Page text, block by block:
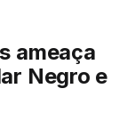
ameaça
Negro e